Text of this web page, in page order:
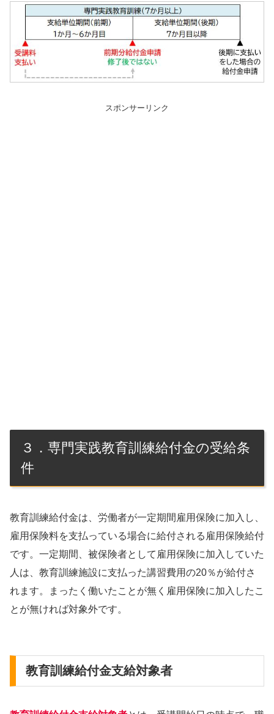
スポンサーリンク
３．専門実践教育訓練給付金の受給条
件
教育訓練給付金は、労働者が一定期間雇用保険に加入し、
雇用保険料を支払っている場合に給付される雇用保険給付
です。一定期間、被保険者として雇用保険に加入していた
人は、教育訓練施設に支払った講習費用の20％が給付さ
れます。まったく働いたことが無く雇用保険に加入したこ
とが無ければ対象外です。
教育訓練給付金支給対象者